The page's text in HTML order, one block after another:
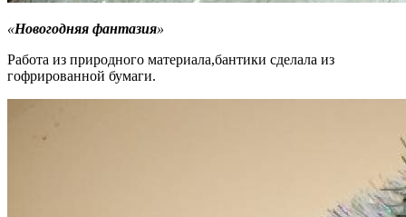
«Новогодняя фантазия»
Работа из природного материала,бантики сделала из
гофрированной бумаги.